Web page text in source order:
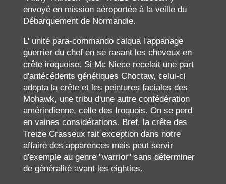
envoyé en mission aéroportée à la veille du
Débarquement de Normandie.
L' unité para-commando calqua l'appanage
guerrier du chef en se rasant les cheveux en
crête iroquoise. Si Mc Niece recelait une part
d'antécédents génétiques Choctaw, celui-ci
adopta la crête et les peintures faciales des
Mohawk, une tribu d'une autre confédération
amérindienne, celle des Iroquois. On se perd
en vaines considérations. Bref, la crête des
Treize Crasseux fait exception dans notre
affaire des apparences mais peut servir
d'exemple au genre "warrior" sans déterminer
de généralité avant les eighties.